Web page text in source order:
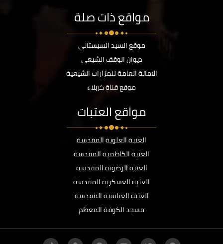
مواقع ذات صلة
موقع السيد السيستاني
ديوان الوقف الشيعي
الامانة العامة للمزارات الشيعية
موقع قناة كربلاء
مواقع العتبات
العتبة العلوية المقدسة
العتبة الكاظمية المقدسة
العتبة الرضوية المقدسة
العتبة العسكرية المقدسة
العتبة العباسية المقدسة
مسجد الكوفة المعظم